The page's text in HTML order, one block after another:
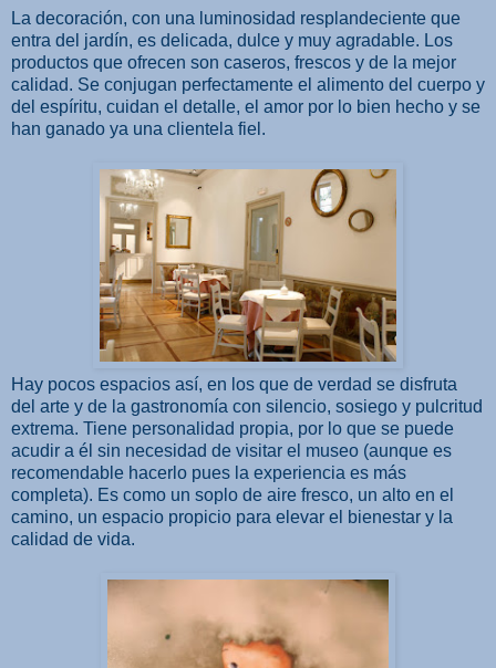
La decoración, con una luminosidad resplandeciente que
entra del jardín, es delicada, dulce y muy agradable. Los
productos que ofrecen son caseros, frescos y de la mejor
calidad. Se conjugan perfectamente el alimento del cuerpo y
del espíritu, cuidan el detalle, el amor por lo bien hecho y se
han ganado ya una clientela fiel.
Hay pocos espacios así, en los que de verdad se disfruta
del arte y de la gastronomía con silencio, sosiego y pulcritud
extrema. Tiene personalidad propia, por lo que se puede
acudir a él sin necesidad de visitar el museo (aunque es
recomendable hacerlo pues la experiencia es más
completa). Es como un soplo de aire fresco, un alto en el
camino, un espacio propicio para elevar el bienestar y la
calidad de vida.